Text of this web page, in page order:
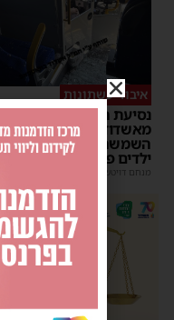
איבוד עשתונות
נסיעת האימים באוטובוס
מאשדוד: הנהג ניפץ את
השמשה לעיני הנוסעים –
ילדים פרצו בבכי
מנחם דויטש